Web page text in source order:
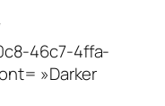
46c7-4ffa-
»Darker